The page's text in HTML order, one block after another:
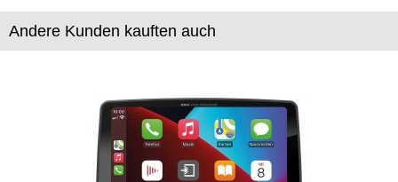
für Mitsubishi
für Oldsmobile
für Peugeot
Andere Kunden kauften auch